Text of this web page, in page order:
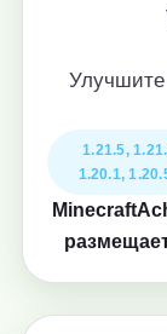
Улучшите
1.21.5,
1.20.1,